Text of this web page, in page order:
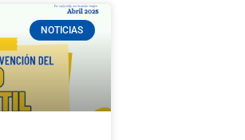
NOTICIAS